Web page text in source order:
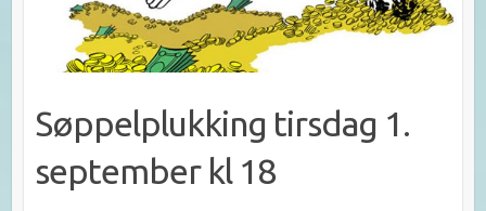
Søppelplukking tirsdag 1.
september kl 18